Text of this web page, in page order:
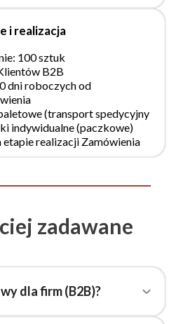
i realizacja
100 sztuk
B2B
dni roboczych od
(transport spedycyjny
indywidualne (paczkowe)
etapie realizacji Zamówienia
zadawane
dla firm (B2B)?